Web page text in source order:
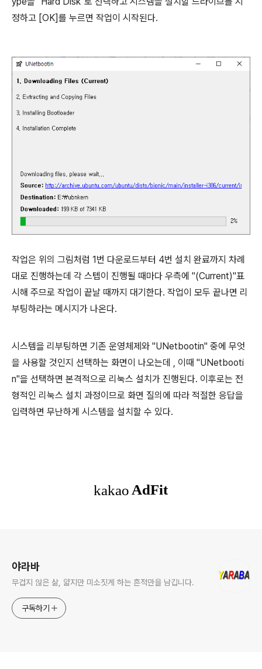
정하고 [OK]를 누르면 작업이 시작된다.
작업은 위의 그림처럼 1번 다운로드부터 4번 설치 완료까지 차례
대로 진행하는데 각 스텝이 진행될 때마다 우측에 "(Current)"표
시해 주므로 작업이 끝날 때까지 대기한다. 작업이 모두 끝나면 리
부팅하라는 메시지가 나온다.
시스템을 리부팅하면 기존 운영체제와 "UNetbootin" 중에 무엇
을 사용할 것인지 선택하는 화면이 나오는데 , 이때 "UNetbooti
n"을 선택하면 본격적으로 리눅스 설치가 진행된다. 이후로는 전
형적인 리눅스 설치 과정이므로 화면 질의에 따라 적절한 응답을
입력하면 무난하게 시스템을 설치할 수 있다.
야라바
무겁지 않은 삶, 얇지만 미소짓게 하는 흔적만을 남깁니다.
구독하기